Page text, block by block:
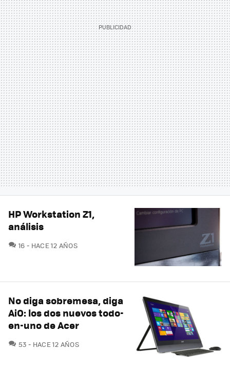
HP Workstation Z1,
análisis
16 COMENTARIOS
HACE 12 AÑOS
No diga sobremesa, diga
AiO: los dos nuevos todo-
en-uno de Acer
53 COMENTARIOS
HACE 12 AÑOS